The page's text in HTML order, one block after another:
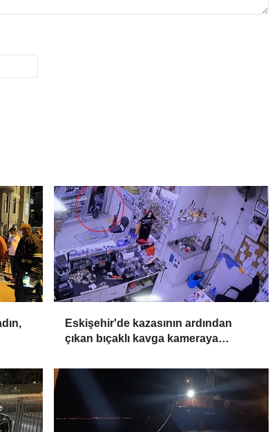
Eskişehir'de kazasının ardından
çıkan bıçaklı kavga kameraya